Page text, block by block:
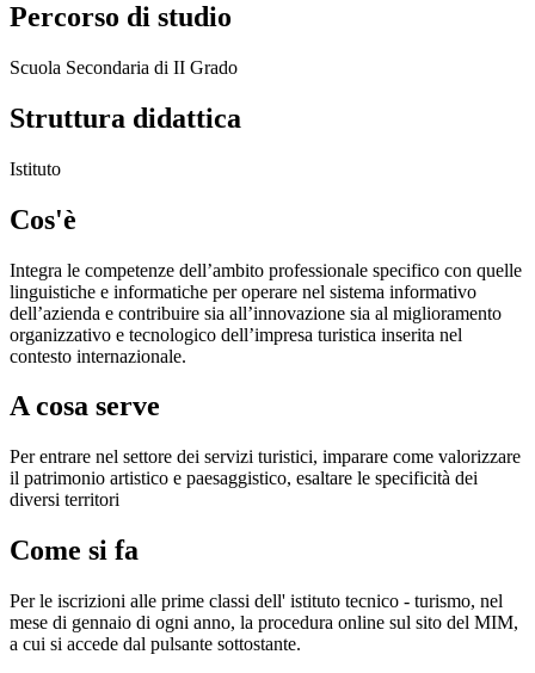
Percorso di studio
Scuola Secondaria di II Grado
Struttura didattica
Istituto
Cos'è
Integra le competenze dell’ambito professionale specifico con quelle
linguistiche e informatiche per operare nel sistema informativo
dell’azienda e contribuire sia all’innovazione sia al miglioramento
organizzativo e tecnologico dell’impresa turistica inserita nel
contesto internazionale.
A cosa serve
Per entrare nel settore dei servizi turistici, imparare come valorizzare
il patrimonio artistico e paesaggistico, esaltare le specificità dei
diversi territori
Come si fa
Per le iscrizioni alle prime classi dell' istituto tecnico - turismo, nel
mese di gennaio di ogni anno, la procedura online sul sito del MIM,
a cui si accede dal pulsante sottostante.